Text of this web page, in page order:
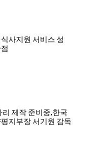
사지원 서비스 성
제작 준비중,한국
지부장 서기원 감독